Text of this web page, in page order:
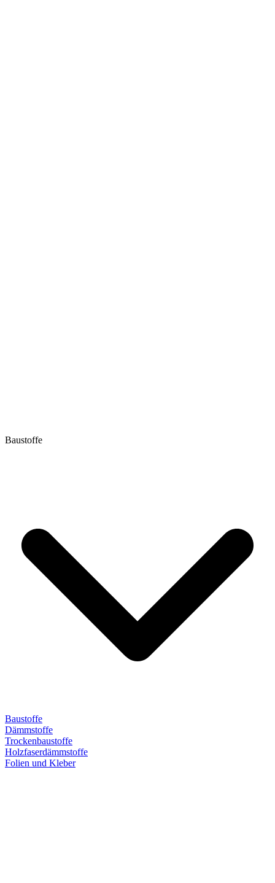
Baustoffe
Baustoffe
Dämmstoffe
Trockenbaustoffe
Holzfaserdämmstoffe
Folien und Kleber